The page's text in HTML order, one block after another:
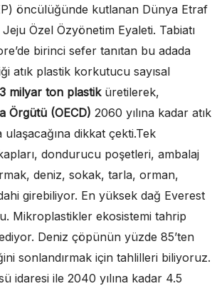
öncülüğünde kutlanan Dünya Etraf
Özel Özyönetim Eyaleti. Tabiatı
birinci sefer tanıtan bu adada
atık plastik korkutucu sayısal
milyar ton plastik üretilerek,
Örgütü (OECD) 2060 yılına kadar atık
ulaşacağına dikkat çekti.Tek
dondurucu poşetleri, ambalaj
deniz, sokak, tarla, orman,
girebiliyor. En yüksek dağ Everest
Mikroplastikler ekosistemi tahrip
Deniz çöpünün yüzde 85’ten
sonlandırmak için tahlilleri biliyoruz.
idaresi ile 2040 yılına kadar 4.5